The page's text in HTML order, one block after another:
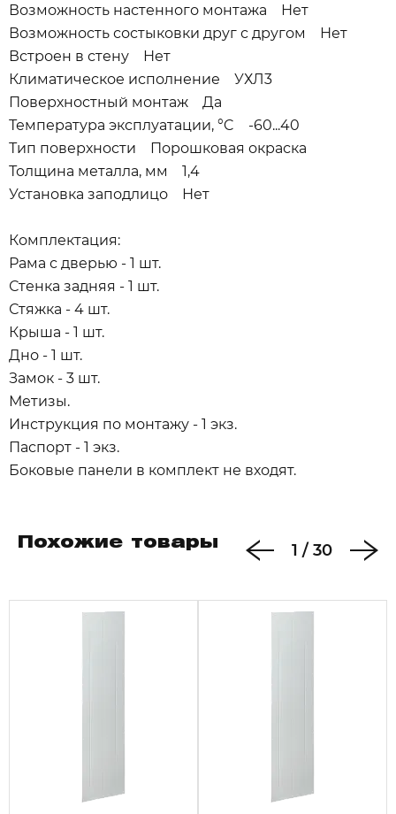
Возможность настенного монтажа Нет
Возможность состыковки друг с другом Нет
Встроен в стену Нет
Климатическое исполнение УХЛ3
Поверхностный монтаж Да
Температура эксплуатации, °C -60...40
Тип поверхности Порошковая окраска
Толщина металла, мм 1,4
Установка заподлицо Нет
Комплектация:
Рама с дверью - 1 шт.
Стенка задняя - 1 шт.
Стяжка - 4 шт.
Крыша - 1 шт.
Дно - 1 шт.
Замок - 3 шт.
Метизы.
Инструкция по монтажу - 1 экз.
Паспорт - 1 экз.
Боковые панели в комплект не входят.
Похожие товары 1 / 30